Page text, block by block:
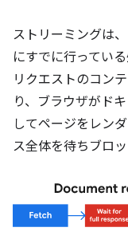
ストリーミングは
にすでに行ってい
リクエストのコン
り、ブラウザがド
してページをレン
ス全体を待ちブロ